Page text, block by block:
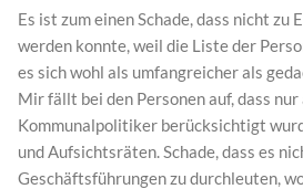
Es ist zum einen Schade, dass nicht zu
werden konnte, weil die Liste der
es sich wohl als umfangreicher als
Mir fällt bei den Personen auf, dass
Kommunalpolitiker berücksichtigt
und Aufsichtsräten. Schade, dass es
Geschäftsführungen zu durchleuten,